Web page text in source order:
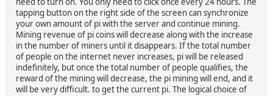
tapping button on the right side of the screen can synchronize
your own amount of pi with the server and continue mining.
Mining revenue of pi coins will decrease along with the increase
in the number of miners until it disappears. If the total number
of people on the internet never increases, pi will be released
indefinitely, but once the total number of people qualifies, the
reward of the mining will decrease, the pi mining will end, and it
will be very difficult. to get the current pi. The logical choice of